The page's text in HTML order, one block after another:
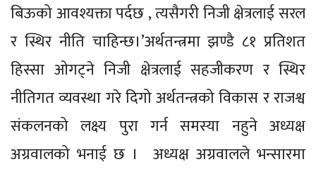
बिऊको आवश्यक्ता पर्दछ , त्यसैगरी निजी क्षेत्रलाई सरल
र स्थिर नीति चाहिन्छ।’अर्थतन्त्रमा झण्डै ८१ प्रतिशत
हिस्सा ओगट्ने निजी क्षेत्रलाई सहजीकरण र स्थिर
नीतिगत व्यवस्था गरे दिगो अर्थतन्त्रको विकास र राजश्व
संकलनको लक्ष्य पुरा गर्न समस्या नहुने अध्यक्ष
अग्रवालको भनाई छ । अध्यक्ष अग्रवालले भन्सारमा